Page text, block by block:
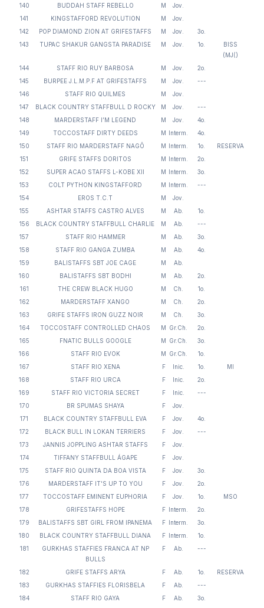
140
BUDDAH STAFF REBELLO M
Jov.
141
KINGSTAFFORD REVOLUTION M
Jov.
142
POP DIAMOND ZION AT GRIFESTAFFS M Jov.
3o.
143
TUPAC SHAKUR GANGSTA PARADISE M Jov. 1o.
BISS
(MJ()
144
STAFF RIO RUY BARBOSA M Jov.
2o.
145
BURPEE J.L.M.P.F AT GRIFESTAFFS M Jov.
---
146
STAFF RIO QUILMES M
Jov.
147
BLACK COUNTRY STAFFBULL D ROCKY M Jov.
---
148
MARDERSTAFF I’M LEGEND M Jov.
4o.
149
TOCCOSTAFF DIRTY DEEDS M Interm.
4o.
150
STAFF RIO MARDERSTAFF NAGÔ M Interm. 1o.
RESERVA
151
GRIFE STAFFS DORITOS M Interm.
2o.
152
SUPER ACAO STAFFS L-KOBE XII M Interm.
3o.
153
COLT PYTHON KINGSTAFFORD M Interm.
---
154
EROS T.C.T M
Jov.
155
ASHTAR STAFFS CASTRO ALVES M Ab.
1o.
156
BLACK COUNTRY STAFFBULL CHARLIE M Ab.
---
157
STAFF RIO HAMMER M Ab.
3o.
158
STAFF RIO GANGA ZUMBA M Ab.
4o.
159
BALISTAFFS SBT JOE CAGE M
Ab.
160
BALISTAFFS SBT BODHI M Ab.
2o.
161
THE CREW BLACK HUGO M Ch.
1o.
162
MARDERSTAFF XANGO M Ch.
2o.
163
GRIFE STAFFS IRON GUZZ NOIR M Ch.
3o.
164
TOCCOSTAFF CONTROLLED CHAOS M Gr.Ch.
2o.
165
FNATIC BULLS GOOGLE M Gr.Ch.
3o.
166
STAFF RIO EVOK M Gr.Ch.
1o.
167
STAFF RIO XENA F Inic. 1o.
MI
168
STAFF RIO URCA F Inic.
2o.
169
STAFF RIO VICTORIA SECRET F Inic.
---
170
BR SPUMAS SHAYA F
Jov.
171
BLACK COUNTRY STAFFBULL EVA F Jov.
4o.
172
BLACK BULL IN LOKAN TERRIERS F Jov.
---
173
JANNIS JOPPLING ASHTAR STAFFS F
Jov.
174
TIFFANY STAFFBULL ÁGAPE F
Jov.
175
STAFF RIO QUINTA DA BOA VISTA F Jov.
3o.
176
MARDERSTAFF IT'S UP TO YOU F Jov.
2o.
177
TOCCOSTAFF EMINENT EUPHORIA F Jov. 1o.
MSO
178
GRIFESTAFFS HOPE F Interm.
2o.
179
BALISTAFFS SBT GIRL FROM IPANEMA F Interm.
3o.
180
BLACK COUNTRY STAFFBULL DIANA F Interm.
1o.
181
GURKHAS STAFFIES FRANCA AT NP
BULLS
F Ab. ---
182 GRIFE STAFFS ARYA F Ab. 1o.
RESERVA
183
GURKHAS STAFFIES FLORISBELA F Ab.
---
184
STAFF RIO GAYA F Ab.
3o.